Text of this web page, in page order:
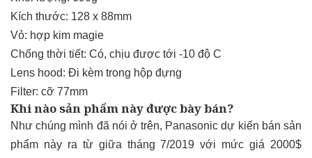
Kích thước: 128 x 88mm
Vỏ: hợp kim magie
Chống thời tiết: Có, chịu được tới -10 độ C
Lens hood: Đi kèm trong hộp đựng
Filter: cỡ 77mm
Khi nào sản phẩm này được bày bán?
Như chúng mình đã nói ở trên, Panasonic dự kiến bán sản
phẩm này ra từ giữa tháng 7/2019 với mức giá 2000$